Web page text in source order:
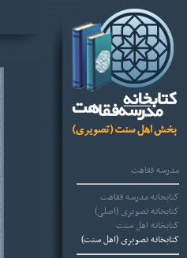
مدرسه فقاهت
کتابخانه مدرسه فقاهت
کتابخانه تصویری (اصلی)
کتابخانه اهل سنت
کتابخانه تصویری (اهل سنت)